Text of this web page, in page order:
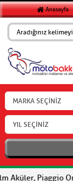
Anasayfa
MARKA SEÇİNİZ
YIL SEÇİNİZ
Orjinal